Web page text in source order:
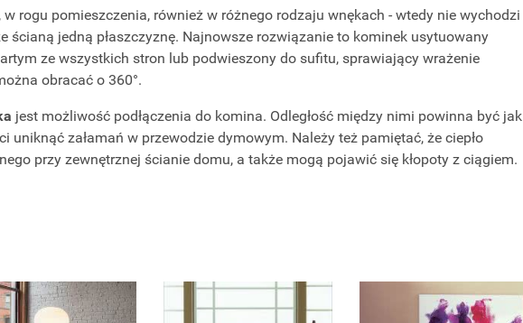
rogu pomieszczenia, również w różnego rodzaju wnękach - wtedy nie wychodzi
ścianą jedną płaszczyznę. Najnowsze rozwiązanie to kominek usytuowany
ze wszystkich stron lub podwieszony do sufitu, sprawiający wrażenie
obracać o 360°.
jest możliwość podłączenia do komina. Odległość między nimi powinna być jak
uniknąć załamań w przewodzie dymowym. Należy też pamiętać, że ciepło
przy zewnętrznej ścianie domu, a także mogą pojawić się kłopoty z ciągiem.